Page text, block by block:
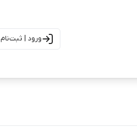
ورود | ثبت‌نام